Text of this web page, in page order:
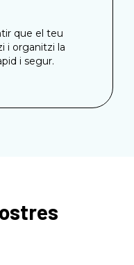
que el teu
i organitzi la
i segur.